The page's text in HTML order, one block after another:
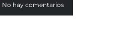
No hay comentarios